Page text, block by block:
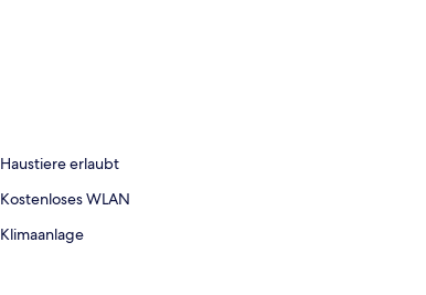
Haustiere erlaubt
Kostenloses WLAN
Klimaanlage